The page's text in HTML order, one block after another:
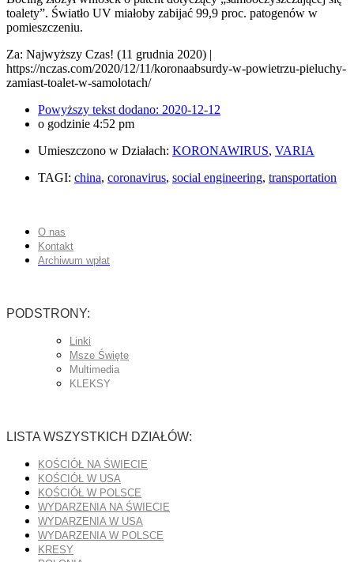
toalety”. Światło UV miałoby zabijać 99,9 proc. patogenów w
pomieszczeniu.
Za: Najwyższy Czas! (11 grudnia 2020) |
https://nczas.com/2020/12/11/koronaabsurdy-w-powietrzu-pieluchy-
zamiast-toalet-w-samolotach/
Powyższy tekst dodano: 2020-12-12
o godzinie 4:52 pm
Umieszczono w Działach: KORONAWIRUS, VARIA
TAGI: china, coronavirus, social engineering, transportation
O nas
Kontakt
Archiwum wpłat
PODSTRONY:
Linki
Msze Święte
Multimedia
KLEKSY
LISTA WSZYSTKICH DZIAŁÓW:
KOŚCIÓŁ NA ŚWIECIE
KOŚCIÓŁ W USA
KOŚCIÓŁ W POLSCE
WYDARZENIA NA ŚWIECIE
WYDARZENIA W USA
WYDARZENIA W POLSCE
KRESY